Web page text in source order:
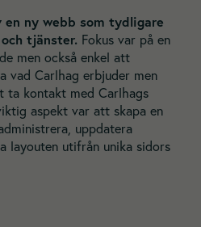
en ny webb som tydligare
tjänster. Fokus var på en
men också enkel att
vad Carlhag erbjuder men
ta kontakt med Carlhags
aspekt var att skapa en
uppdatera
layouten utifrån unika sidors